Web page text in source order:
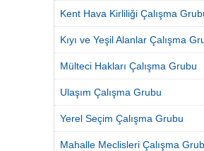
Kent Hava Kirliliği Çalışma
Kıyı ve Yeşil Alanlar Çalışma
Mülteci Hakları Çalışma Grubu
Ulaşım Çalışma Grubu
Yerel Seçim Çalışma Grubu
Mahalle Meclisleri Çalışma